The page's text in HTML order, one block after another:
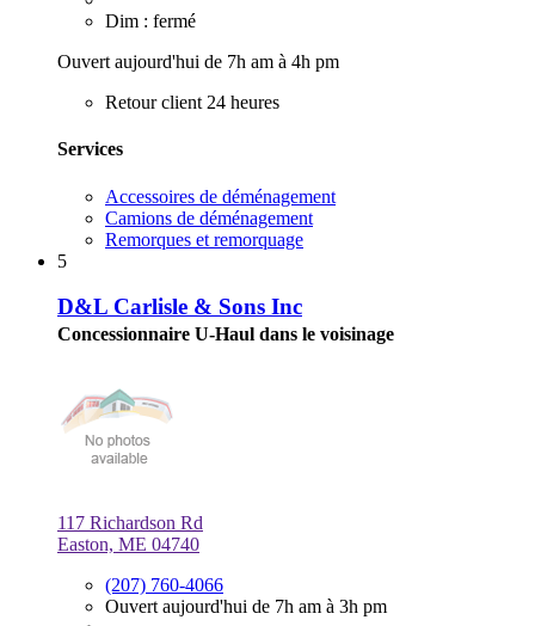
Dim : fermé
Ouvert aujourd'hui de 7h am à 4h pm
Retour client 24 heures
Services
Accessoires de déménagement
Camions de déménagement
Remorques et remorquage
5
D&L Carlisle & Sons Inc
Concessionnaire U-Haul dans le voisinage
117 Richardson Rd
Easton, ME 04740
(207) 760-4066
Ouvert aujourd'hui de 7h am à 3h pm